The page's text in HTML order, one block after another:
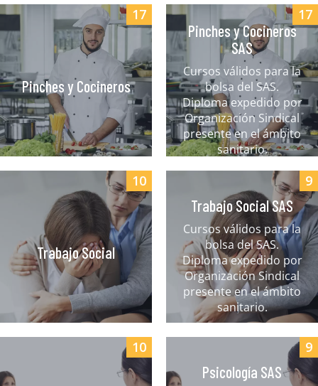
17
Pinches y Cocineros
17
Pinches y Cocineros
SAS
Cursos válidos para la
bolsa del SAS.
Diploma expedido por
Organización Sindical
presente en el ámbito
sanitario.
10
Trabajo Social
9
Trabajo Social SAS
Cursos válidos para la
bolsa del SAS.
Diploma expedido por
Organización Sindical
presente en el ámbito
sanitario.
10 9
Psicología SAS